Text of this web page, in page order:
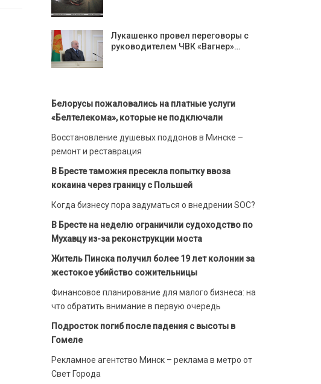
Лукашенко провел переговоры с
руководителем ЧВК «Вагнер»…
Белорусы пожаловались на платные услуги
«Белтелекома», которые не подключали
Восстановление душевых поддонов в Минске –
ремонт и реставрация
В Бресте таможня пресекла попытку ввоза
кокаина через границу с Польшей
Когда бизнесу пора задуматься о внедрении SOC?
В Бресте на неделю ограничили судоходство по
Мухавцу из-за реконструкции моста
Житель Пинска получил более 19 лет колонии за
жестокое убийство сожительницы
Финансовое планирование для малого бизнеса: на
что обратить внимание в первую очередь
Подросток погиб после падения с высоты в
Гомеле
Рекламное агентство Минск – реклама в метро от
Свет Города